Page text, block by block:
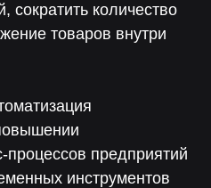
сократить количество
товаров внутри
предприятий
инструментов